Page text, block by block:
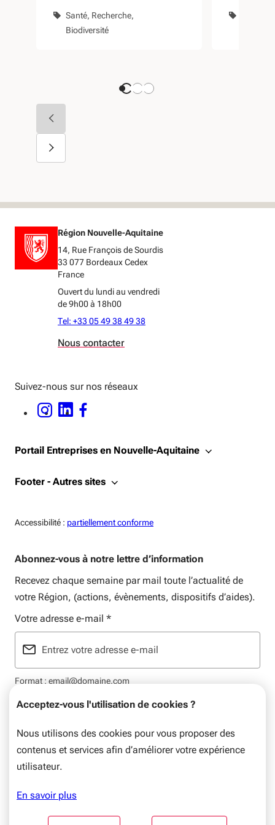
Acceptez-vous l'utilisation de cookies ?
Nous utilisons des cookies pour vous proposer des
contenus et services afin d’améliorer votre expérience
utilisateur.
En savoir plus
régional
Santé Recherche
Biodiversité
innove
Région Nouvelle-Aquitaine
14, Rue François de Sourdis
33 077 Bordeaux Cedex
France
Ouvert du lundi au vendredi
de 9h00 à 18h00
Tel: +33 05 49 38 49 38
Nous contacter
Suivez-nous sur nos réseaux
INSTAGRAM - OUVERTURE DANS UNE NOUVELLE FENÊTRE
LINKEDIN - OUVERTURE DANS UNE NOUVELLE FENÊTRE
FACEBOOK - OUVERTURE DANS UNE NOUVELLE FENÊTRE
Portail Entreprises en Nouvelle-Aquitaine
Footer - Autres sites
Accessibilité : Accessiblité:
partiellement conforme
Abonnez-vous à notre lettre d’information
Recevez chaque semaine par mail toute l’actualité de
votre Région, (actions, évènements, dispositifs d’aides).
Votre adresse e-mail *
Format : email@domaine.com
Mentions légales